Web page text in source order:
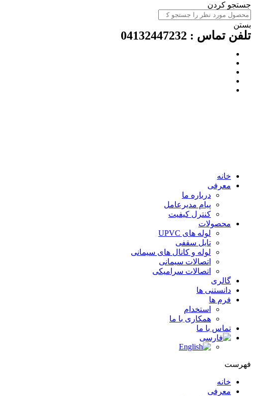
جستجو کردن
بستن
تلفن تماس : 04132447232
خانه
معرفی
درباره ما
پیام مدیرعامل
کنترل کیفیت
محصولات
لوله های UPVC
تایل سقفی
لوله و کانال های سیمانی
اتصالات سیمانی
اتصالات سرامیکی
گالری
دانستنی ها
فرم ها
استخدام
همکاری با ما
تماس با ما
فهرست
خانه
معرفی